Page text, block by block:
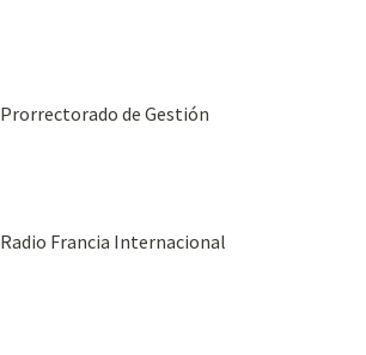
Prorrectorado de Gestión
Radio Francia Internacional